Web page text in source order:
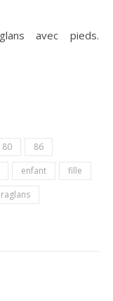
80
86
enfant
fille